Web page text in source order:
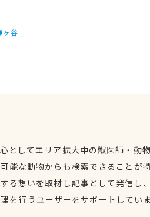
ヶ谷
としてエリア拡大中の獣医師・動
能な動物からも検索できることが
る想いを取材し記事として発信し
を行うユーザーをサポートしてい